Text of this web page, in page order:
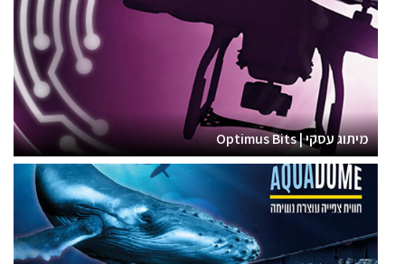
מיתוג עסקי | Optimus Bits